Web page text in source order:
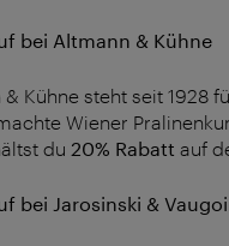
bei Altmann & Kühne
Kühne steht seit 1928
Wiener
du 20% Rabatt auf
bei Jarosinski &